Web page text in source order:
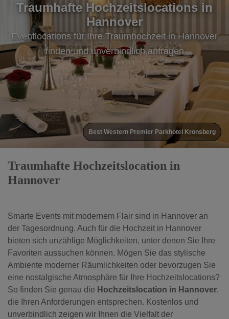
Traumhafte Hochzeitslocations in
Hannover
Eventlocations für Ihre Traumhochzeit in Hannover
finden und unverbindlich anfragen
Wyndham Hannover Atrium Hotel
Traumhafte Hochzeitslocation in
Hannover
Smarte Events mit modernem Flair sind in Hannover an
der Tagesordnung. Auch für die Hochzeit in Hannover
bieten sich unzählige Möglichkeiten, unter denen Sie Ihre
Favoriten aussuchen können. Mögen Sie das stylische
Ambiente moderner Räumlichkeiten oder bevorzugen Sie
eine nostalgische Atmosphäre für Ihre Hochzeitslocations?
So finden Sie genau die Hochzeitslocation in Hannover,
die Ihren Anforderungen entsprechen. Kostenlos und
unverbindlich zeigen wir Ihnen die Vielfalt der